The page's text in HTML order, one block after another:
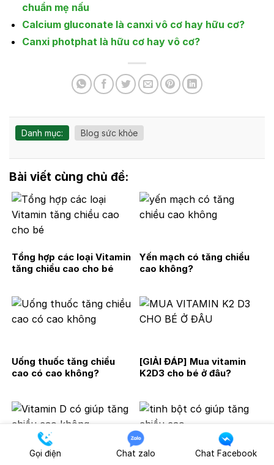
chuẩn mẹ nấu
Calcium gluconate là canxi vô cơ hay hữu cơ?
Canxi photphat là hữu cơ hay vô cơ?
Danh mục: Blog sức khỏe
Bài viết cùng chủ đề:
Tổng hợp các loại Vitamin
tăng chiều cao cho bé
Yến mạch có tăng chiều
cao không?
Uống thuốc tăng chiều
cao có cao không?
[GIẢI ĐÁP] Mua vitamin
K2D3 cho bé ở đâu?
Gọi điện Chat zalo Chat Facebook